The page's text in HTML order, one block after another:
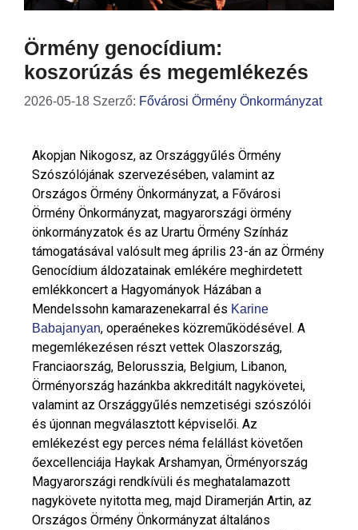
Örmény genocídium:
koszorúzás és megemlékezés
2026-05-18 Szerző: Fővárosi Örmény Önkormányzat
Akopjan Nikogosz, az Országgyűlés Örmény
Szószólójának szervezésében, valamint az
Országos Örmény Önkormányzat, a Fővárosi
Örmény Önkormányzat, magyarországi örmény
önkormányzatok és az Urartu Örmény Színház
támogatásával valósult meg április 23-án az Örmény
Genocídium áldozatainak emlékére meghirdetett
emlékkoncert a Hagyományok Házában a
Mendelssohn kamarazenekarral és Karine
Babajanyan, operaénekes közreműködésével. A
megemlékezésen részt vettek Olaszország,
Franciaország, Belorusszia, Belgium, Libanon,
Örményország hazánkba akkreditált nagykövetei,
valamint az Országgyűlés nemzetiségi szószólói
és újonnan megválasztott képviselői. Az
emlékezést egy perces néma felállást követően
őexcellenciája Haykak Arshamyan, Örményország
Magyarországi rendkívüli és meghatalamazott
nagykövete nyitotta meg, majd Diramerján Artin, az
Országos Örmény Önkormányzat általános